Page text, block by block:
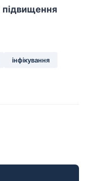
підвищення
інфікування